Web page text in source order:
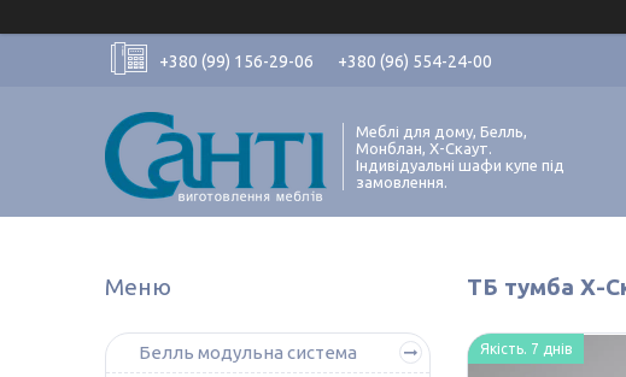
+380 (99) 156-29-06 +380 (96) 554-24-00
Меблі для дому, Белль,
Монблан, Х-Скаут.
Індивідуальні шафи купе під
замовлення.
ТБ тумба Х-
Якість. 7 днів
Белль модульна система